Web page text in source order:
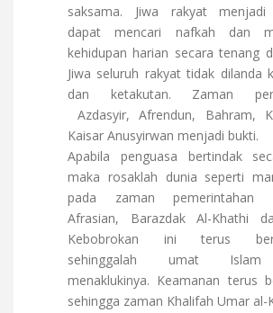
saksama. Jiwa rakyat menjadi
dapat mencari nafkah dan
kehidupan harian secara tenang
Jiwa seluruh rakyat tidak dilanda
dan ketakutan. Zaman
Azdasyir, Afrendun, Bahram,
Kaisar Anusyirwan menjadi bukti.
Apabila penguasa bertindak
maka rosaklah dunia seperti
pada zaman pemerintahan
Afrasian, Barazdak Al-Khathi
Kebobrokan ini terus
sehinggalah umat Islam
menaklukinya. Keamanan terus
sehingga zaman Khalifah Umar al-